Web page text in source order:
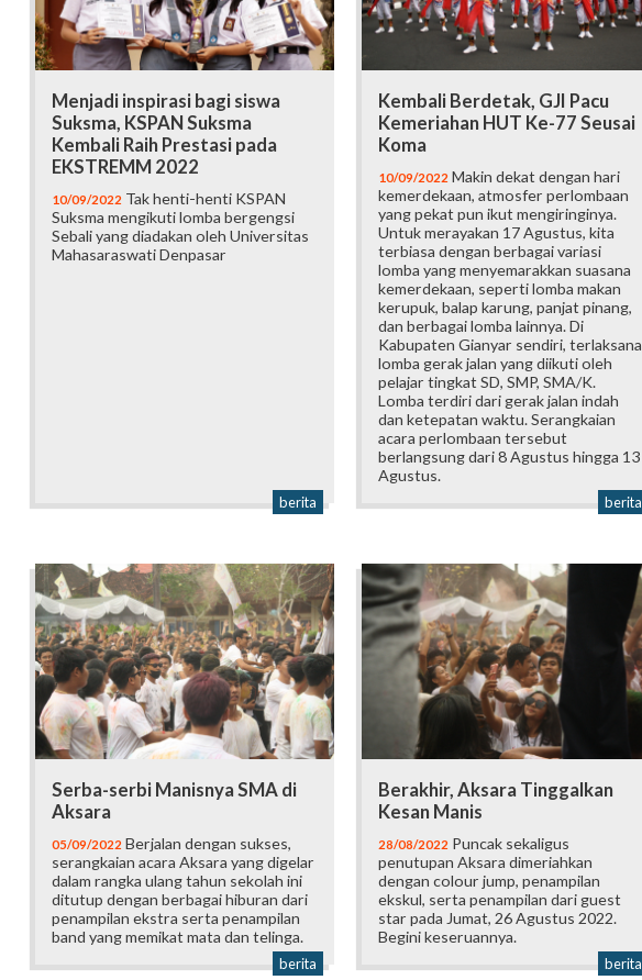
Menjadi inspirasi bagi siswa
Suksma, KSPAN Suksma
Kembali Raih Prestasi pada
EKSTREMM 2022
10/09/2022 Tak henti-henti KSPAN
Suksma mengikuti lomba bergengsi
Sebali yang diadakan oleh Universitas
Mahasaraswati Denpasar
berita
Kembali Berdetak, GJI Pacu
Kemeriahan HUT Ke-77 Seusai
Koma
10/09/2022 Makin dekat dengan hari
kemerdekaan, atmosfer perlombaan
yang pekat pun ikut mengiringinya.
Untuk merayakan 17 Agustus, kita
terbiasa dengan berbagai variasi
lomba yang menyemarakkan suasana
kemerdekaan, seperti lomba makan
kerupuk, balap karung, panjat pinang,
dan berbagai lomba lainnya. Di
Kabupaten Gianyar sendiri, terlaksana
lomba gerak jalan yang diikuti oleh
pelajar tingkat SD, SMP, SMA/K.
Lomba terdiri dari gerak jalan indah
dan ketepatan waktu. Serangkaian
acara perlombaan tersebut
berlangsung dari 8 Agustus hingga 13
Agustus.
berita
Serba-serbi Manisnya SMA di
Aksara
05/09/2022 Berjalan dengan sukses,
serangkaian acara Aksara yang digelar
dalam rangka ulang tahun sekolah ini
ditutup dengan berbagai hiburan dari
penampilan ekstra serta penampilan
band yang memikat mata dan telinga.
berita
Berakhir, Aksara Tinggalkan
Kesan Manis
28/08/2022 Puncak sekaligus
penutupan Aksara dimeriahkan
dengan colour jump, penampilan
ekskul, serta penampilan dari guest
star pada Jumat, 26 Agustus 2022.
Begini keseruannya.
berita